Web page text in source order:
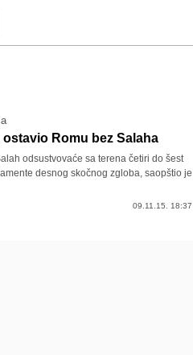
Romu bez Salaha
odsustvovaće sa terena četiri do šest
desnog skočnog zgloba, saopštio je
09.11.15. 18:37